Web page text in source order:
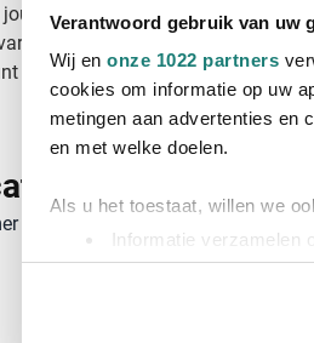
Verantwoord gebruik van uw
Wij en onze 1022 partners
cookies om informatie op uw
metingen aan advertenties en
en met welke doelen.
Als u het toestaat, willen we
Informatie verzamelen
Uw apparaat
toestemming op elk moment
jouw logo eruit ziet op de Jordan
in relatiegeschenken weten
uitdelen aan je relaties. Neem